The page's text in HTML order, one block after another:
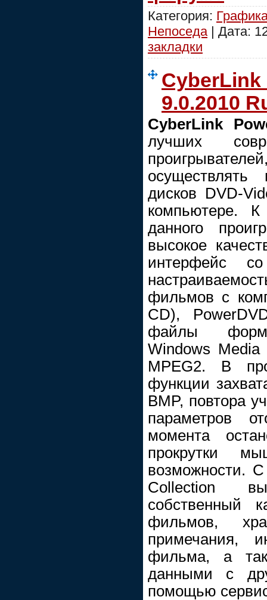
Категория:
Непоседа | Дата:
закладки
CyberLink
9.0.2010
CyberLink
лучших
осуществлять
дисков DVD-
компьютере. К
данного
высокое
интерфейс
фильмов с
CD),
файлы
Windows
MPEG2. В
функции
BMP, повтора
параметров
момента
прокрутки
возможности.
Collection
собственный
фильмов,
примечания,
фильма, а
данными с
помощью